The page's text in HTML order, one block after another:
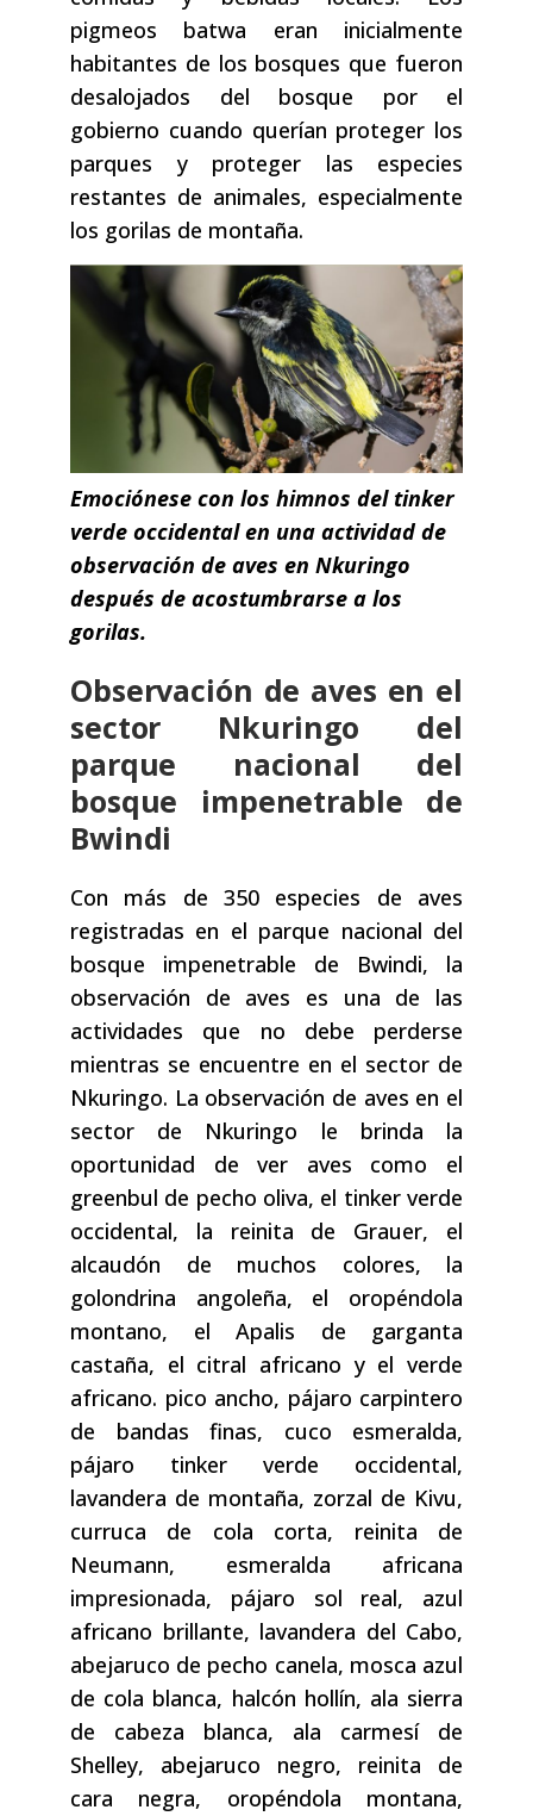
pigmeos batwa eran inicialmente
habitantes de los bosques que fueron
desalojados del bosque por el
gobierno cuando querían proteger los
parques y proteger las especies
restantes de animales, especialmente
los gorilas de montaña.
Emociónese con los himnos del tinker
verde occidental en una actividad de
observación de aves en Nkuringo
después de acostumbrarse a los
gorilas.
Observación de aves en el
sector Nkuringo del
parque nacional del
bosque impenetrable de
Bwindi
Con más de 350 especies de aves
registradas en el parque nacional del
bosque impenetrable de Bwindi, la
observación de aves es una de las
actividades que no debe perderse
mientras se encuentre en el sector de
Nkuringo. La observación de aves en el
sector de Nkuringo le brinda la
oportunidad de ver aves como el
greenbul de pecho oliva, el tinker verde
occidental, la reinita de Grauer, el
alcaudón de muchos colores, la
golondrina angoleña, el oropéndola
montano, el Apalis de garganta
castaña, el citral africano y el verde
africano. pico ancho, pájaro carpintero
de bandas finas, cuco esmeralda,
pájaro tinker verde occidental,
lavandera de montaña, zorzal de Kivu,
curruca de cola corta, reinita de
Neumann, esmeralda africana
impresionada, pájaro sol real, azul
africano brillante, lavandera del Cabo,
abejaruco de pecho canela, mosca azul
de cola blanca, halcón hollín, ala sierra
de cabeza blanca, ala carmesí de
Shelley, abejaruco negro, reinita de
cara negra, oropéndola montana,